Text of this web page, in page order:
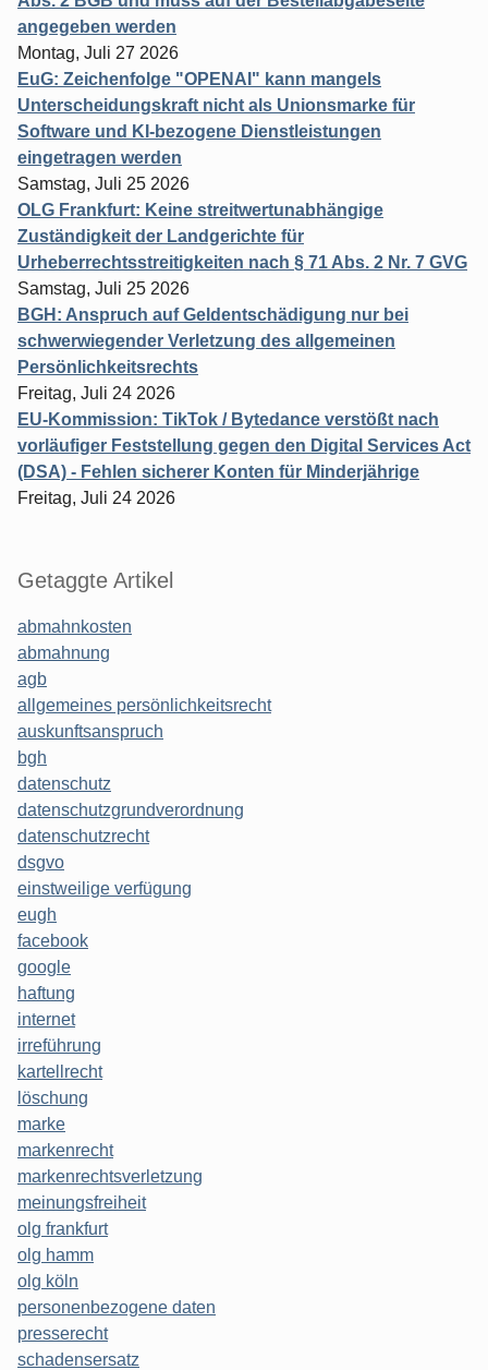
angegeben werden
Montag, Juli 27 2026
EuG: Zeichenfolge "OPENAI" kann mangels
Unterscheidungskraft nicht als Unionsmarke für
Software und KI-bezogene Dienstleistungen
eingetragen werden
Samstag, Juli 25 2026
OLG Frankfurt: Keine streitwertunabhängige
Zuständigkeit der Landgerichte für
Urheberrechtsstreitigkeiten nach § 71 Abs. 2 Nr. 7 GVG
Samstag, Juli 25 2026
BGH: Anspruch auf Geldentschädigung nur bei
schwerwiegender Verletzung des allgemeinen
Persönlichkeitsrechts
Freitag, Juli 24 2026
EU-Kommission: TikTok / Bytedance verstößt nach
vorläufiger Feststellung gegen den Digital Services Act
(DSA) - Fehlen sicherer Konten für Minderjährige
Freitag, Juli 24 2026
Getaggte Artikel
abmahnkosten
abmahnung
agb
allgemeines persönlichkeitsrecht
auskunftsanspruch
bgh
datenschutz
datenschutzgrundverordnung
datenschutzrecht
dsgvo
einstweilige verfügung
eugh
facebook
google
haftung
internet
irreführung
kartellrecht
löschung
marke
markenrecht
markenrechtsverletzung
meinungsfreiheit
olg frankfurt
olg hamm
olg köln
personenbezogene daten
presserecht
schadensersatz